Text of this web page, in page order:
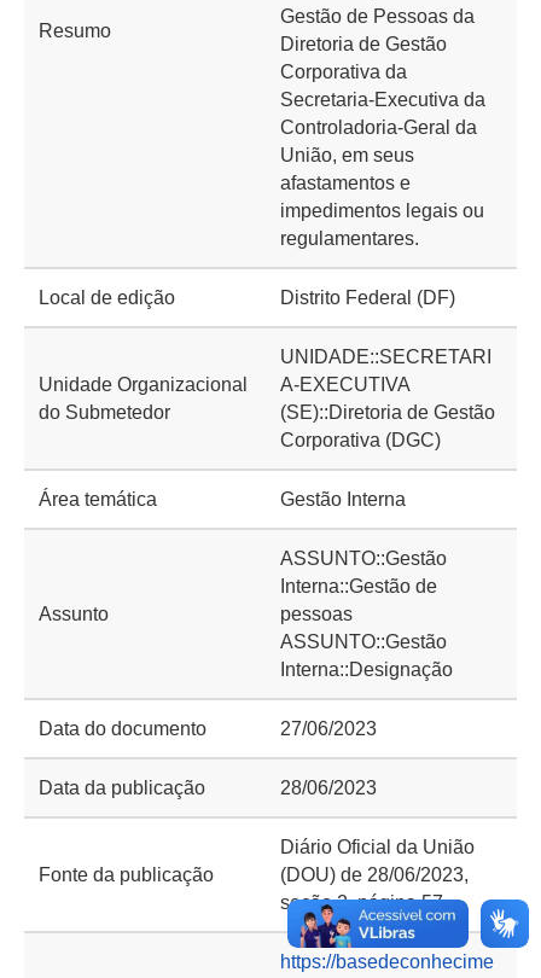
Resumo
Gestão de Pessoas da
Diretoria de Gestão
Corporativa da
Secretaria-Executiva da
Controladoria-Geral da
União, em seus
afastamentos e
impedimentos legais ou
regulamentares.
Local de edição Distrito Federal (DF)
Unidade Organizacional
do Submetedor
UNIDADE::SECRETARI
A-EXECUTIVA
(SE)::Diretoria de Gestão
Corporativa (DGC)
Área temática Gestão Interna
Assunto
ASSUNTO::Gestão
Interna::Gestão de
pessoas
ASSUNTO::Gestão
Interna::Designação
Data do documento 27/06/2023
Data da publicação 28/06/2023
Fonte da publicação
Diário Oficial da União
(DOU) de 28/06/2023,
seção 2, página 57
https://basedeconhecime